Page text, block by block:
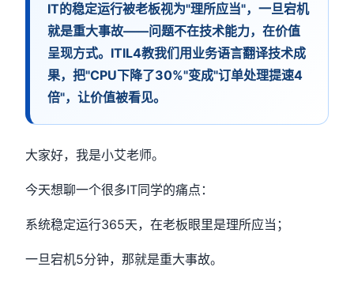
IT的稳定运行被老板视为"理所应当"，一旦宕机
就是重大事故——问题不在技术能力，在价值
呈现方式。ITIL4教我们用业务语言翻译技术成
果，把"CPU下降了30%"变成"订单处理提速4
倍"，让价值被看见。
大家好，我是小艾老师。
今天想聊一个很多IT同学的痛点：
系统稳定运行365天，在老板眼里是理所应当；
一旦宕机5分钟，那就是重大事故。